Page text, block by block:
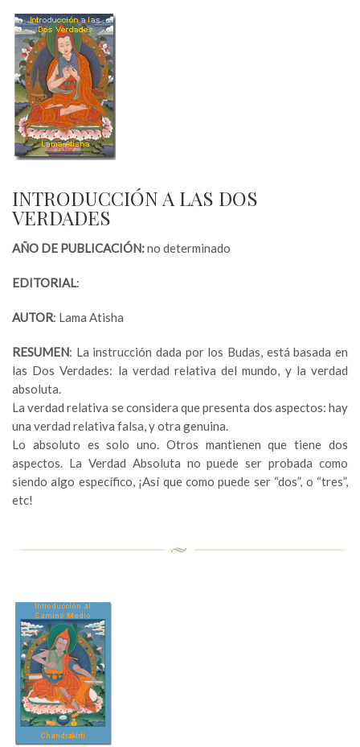
INTRODUCCIÓN A LAS DOS
VERDADES
AÑO DE PUBLICACIÓN:no determinado
EDITORIAL:
AUTOR: Lama Atisha
RESUMEN: La instrucción dada por los Budas, está basada en
las Dos Verdades: la verdad relativa del mundo, y la verdad
absoluta.
La verdad relativa se considera que presenta dos aspectos: hay
una verdad relativa falsa, y otra genuina.
Lo absoluto es solo uno. Otros mantienen que tiene dos
aspectos. La Verdad Absoluta no puede ser probada como
siendo algo específico, ¡Así que como puede ser “dos”, o “tres”,
etc!